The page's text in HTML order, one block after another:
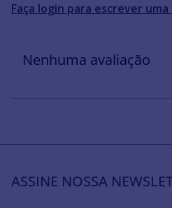
Faça login para escrever uma
Nenhuma avaliação
ASSINE NOSSA